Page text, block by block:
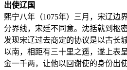
出使辽国
熙宁八年（1075年）三月，宋辽边
分界线，宋廷不同意。沈括就到枢
发现宋辽过去商定的协议是以古长
以南，相距有三十里之遥，遂上表
金一千两，让他以回谢使的身份出使